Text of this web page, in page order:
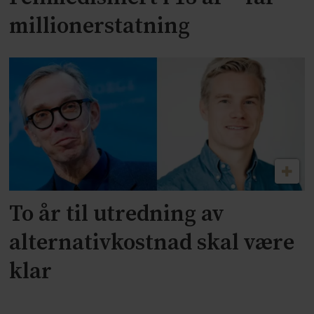
millionerstatning
To år til utredning av
alternativkostnad skal være
klar